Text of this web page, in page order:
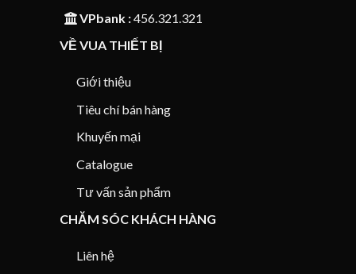
VPbank :456.321.321
VỀ VUA THIẾT BỊ
Giới thiệu
Tiêu chí bán hàng
Khuyến mại
Catalogue
Tư vấn sản phẩm
CHĂM SÓC KHÁCH HÀNG
Liên hệ